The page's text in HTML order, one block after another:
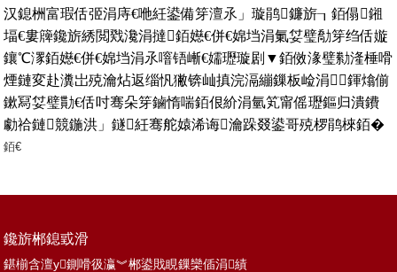
汉鎴栦富瑕佸弬涓庤€咃紝鍙備笌澶氶」璇鹃鐮旂┒銆傝鎺
堛€婁簰鑱旂綉閲戣瀺涓撻銆嬨€併€婂垱涓氭姇璧勪笌绉佸嫙
鑲℃潈銆嬨€併€婂垱涓氶噾铻嶃€嬬瓑璇剧▼銆傚湪璧勬湰棰嗗
煙鏈変赴瀵岀殑瀹炶返缁忛獙锛屾搷浣滆繃鏁板崄涓鍕熻偂
鏉冩姇璧勩€佸吋骞朵笌鏀惰喘銆佷紒涓氫笂甯傜瓑鏂归潰鐨
勮祫鏈競鍦洪」鐩紝骞舵媴浠诲瀹跺叕鍙哥殑椤鹃棶銆�
鑱旂郴鎴戜滑
鍖椾含澶у鍘嗗彶瀛︾郴鍙戝睍鏁欒偛涓績